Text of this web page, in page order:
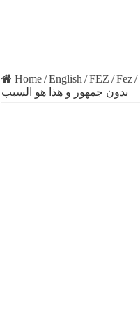
Home/English /FEZ /Fez/
بدون جمهور و هذا هو السبب